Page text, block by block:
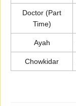
Doctor (Part
Time)
Ayah
Chowkidar